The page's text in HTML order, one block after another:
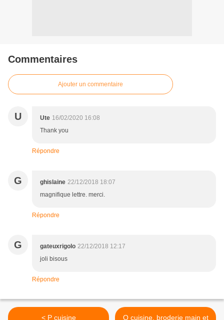
Commentaires
Ajouter un commentaire
U Ute 16/02/2020 16:08
Thank you
Répondre
G ghislaine 22/12/2018 18:07
magnifique lettre. merci.
Répondre
G gateuxrigolo 22/12/2018 12:17
joli bisous
Répondre
< P cuisine Q cuisine, broderie main et